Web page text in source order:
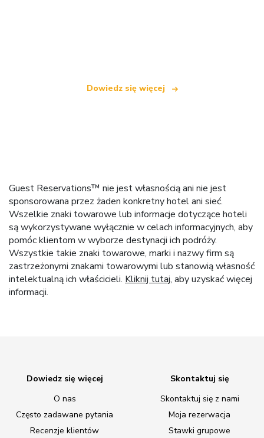
Dowiedz się więcej
Guest Reservations™ nie jest własnością ani nie jest
sponsorowana przez żaden konkretny hotel ani sieć.
Wszelkie znaki towarowe lub informacje dotyczące hoteli
są wykorzystywane wyłącznie w celach informacyjnych, aby
pomóc klientom w wyborze destynacji ich podróży.
Wszystkie takie znaki towarowe, marki i nazwy firm są
zastrzeżonymi znakami towarowymi lub stanowią własność
intelektualną ich właścicieli. Kliknij tutaj, aby uzyskać więcej
informacji.
Dowiedz się więcej
O nas
Często zadawane pytania
Recenzje klientów
Skontaktuj się
Skontaktuj się z nami
Moja rezerwacja
Stawki grupowe